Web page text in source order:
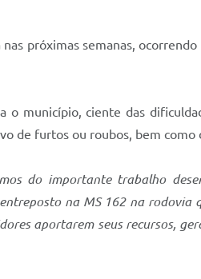
próximas semanas,
o município, ciente das
de furtos ou roubos, bem como
do importante trabalho
na MS 162 na rodovia
aportarem seus recursos,